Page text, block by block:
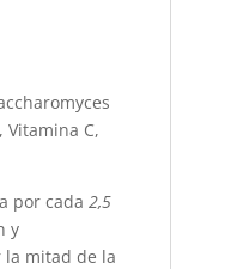
Vitamina C,
por cada 2,5
y
mitad de la